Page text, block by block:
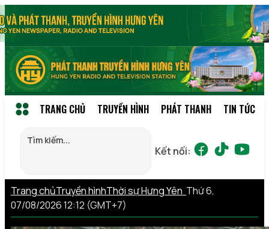
TRANG CHỦ TRUYỀN HÌNH PHÁT THANH TIN TỨC
Kết nối:
Trang chủTruyền hìnhThời sự Hưng Yên Thứ 6,
07/08/2026 12:12 (GMT+7)